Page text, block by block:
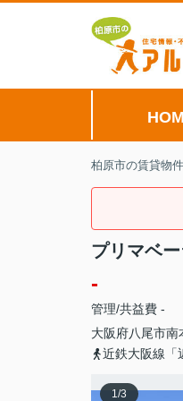
柏原市の賃貸物
プリマベ
-
管理/共益費 -
大阪府八尾市南
近鉄大阪線「
1/3